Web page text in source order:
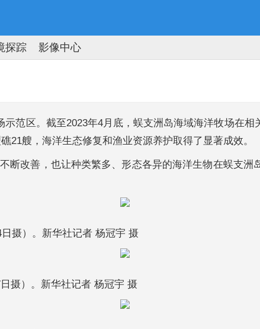
探踪
影像中心
范区。截至2023年4月底，蜈支洲岛海域海洋牧场在
21艘，海洋生态修复和渔业资源养护取得了显著成效。
断改善，也让种类繁多、形态各异的海洋生物在蜈支
摄）。新华社记者 杨冠宇 摄
摄）。新华社记者 杨冠宇 摄